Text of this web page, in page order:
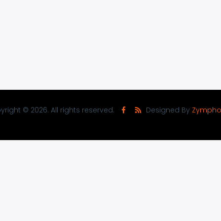
© 2026. All rights reserved. Designed By